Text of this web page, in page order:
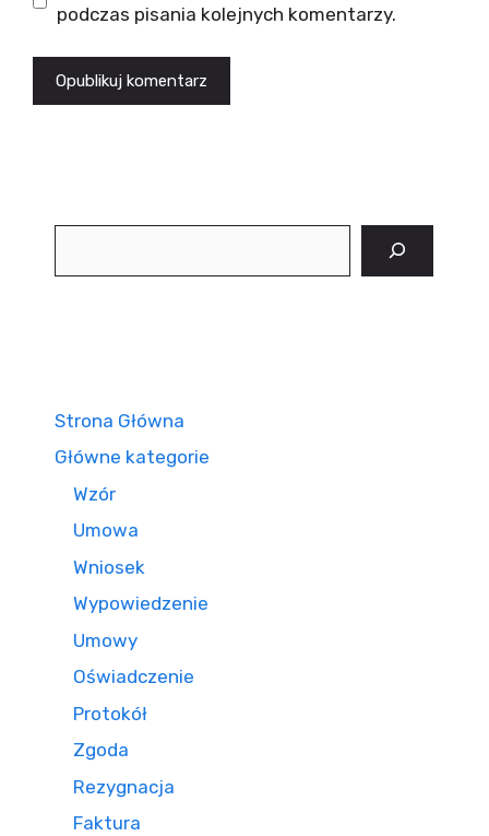
podczas pisania kolejnych komentarzy.
Strona Główna
Główne kategorie
Wzór
Umowa
Wniosek
Wypowiedzenie
Umowy
Oświadczenie
Protokół
Zgoda
Rezygnacja
Faktura